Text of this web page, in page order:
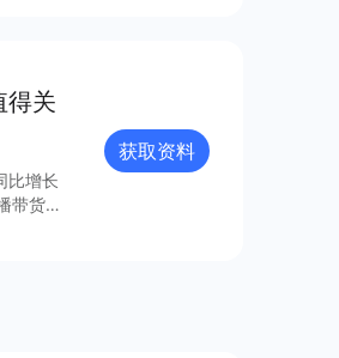
得关
比增长
带货
宝、百
，各
获取资料